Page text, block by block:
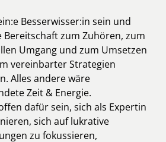
Besserwisser:in sein und
Bereitschaft zum Zuhören, zum
Umgang und zum Umsetzen
vereinbarter Strategien
Alles andere wäre
Zeit & Energie.
dafür sein, sich als Expertin
sich auf lukrative
zu fokussieren,